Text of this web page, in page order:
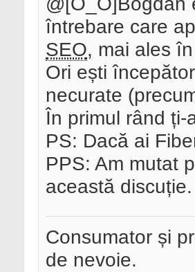
întrebare care
SEO, mai ales
Ori ești
necurate
În primul rând
PS: Dacă ai
PPS: Am mutat
această discuție.
Consumator și
de nevoie.